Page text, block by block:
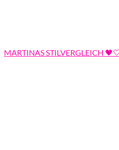
MARTINAS STILVERGLEICH